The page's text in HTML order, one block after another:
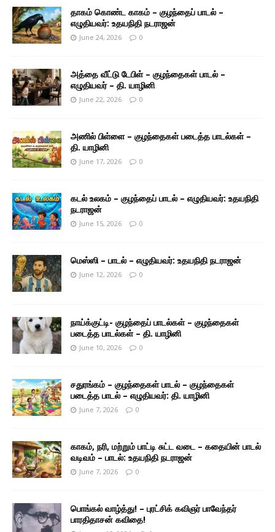
தாகம் கொண்ட காகம் – குழந்தைப் பாடல் –
எழுதியவர்: உதயநிதி நடராஜன்
June 24, 2026 0
அத்தை வீட்டு டேபிள் – குழந்தைகள் பாடல் –
எழுதியவர் – தி. யாழினி
June 22, 2026 0
அணில் பிள்ளை – குழந்தைகள் படைத்த பாடல்கள் –
தி. யாழினி
June 17, 2026 0
கடல் உலகம் – குழந்தைப் பாடல் – எழுதியவர்: உதயநிதி
நடராஜன்
June 15, 2026 0
மெஸ்ஸி – பாடல் – எழுதியவர்: உதயநிதி நடராஜன்
June 12, 2026 0
நாய்க்குட்டி- குழந்தைப் பாடல்கள் – குழந்தைகள்
படைத்த பாடல்கள் – தி. யாழினி
June 10, 2026 0
சதுரங்கம் – குழந்தைகள் பாடல் – குழந்தைகள்
படைத்த பாடல் – எழுதியவர்: தி. யாழினி
June 7, 2026 0
காகம், நரி, மற்றும் பாட்டி சுட்ட வடை – கதையின் பாடல்
வடிவம் – பாடல்: உதயநிதி நடராஜன்
June 7, 2026 0
பொங்கல் வாழ்த்து! – புரட்சிக் கவிஞர் பாவேந்தர்
பாரதிதாசன் கவிதை!